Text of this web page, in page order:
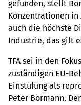
gefunden, stellt
Konzentrationen
auch die höchste
Industrie, das gilt
TFA sei in den
zuständigen EU-
Einstufung als
Peter Bormann.